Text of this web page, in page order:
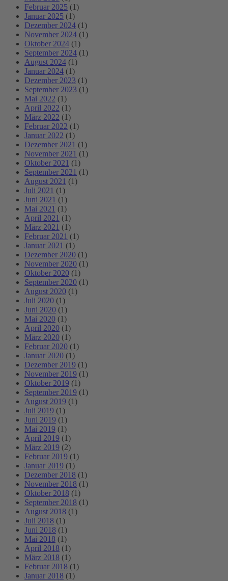
Februar 2025 (1)
Januar 2025 (1)
Dezember 2024 (1)
November 2024 (1)
Oktober 2024 (1)
September 2024 (1)
August 2024 (1)
Januar 2024 (1)
Dezember 2023 (1)
September 2023 (1)
Mai 2022 (1)
April 2022 (1)
März 2022 (1)
Februar 2022 (1)
Januar 2022 (1)
Dezember 2021 (1)
November 2021 (1)
Oktober 2021 (1)
September 2021 (1)
August 2021 (1)
Juli 2021 (1)
Juni 2021 (1)
Mai 2021 (1)
April 2021 (1)
März 2021 (1)
Februar 2021 (1)
Januar 2021 (1)
Dezember 2020 (1)
November 2020 (1)
Oktober 2020 (1)
September 2020 (1)
August 2020 (1)
Juli 2020 (1)
Juni 2020 (1)
Mai 2020 (1)
April 2020 (1)
März 2020 (1)
Februar 2020 (1)
Januar 2020 (1)
Dezember 2019 (1)
November 2019 (1)
Oktober 2019 (1)
September 2019 (1)
August 2019 (1)
Juli 2019 (1)
Juni 2019 (1)
Mai 2019 (1)
April 2019 (1)
März 2019 (2)
Februar 2019 (1)
Januar 2019 (1)
Dezember 2018 (1)
November 2018 (1)
Oktober 2018 (1)
September 2018 (1)
August 2018 (1)
Juli 2018 (1)
Juni 2018 (1)
Mai 2018 (1)
April 2018 (1)
März 2018 (1)
Februar 2018 (1)
Januar 2018 (1)